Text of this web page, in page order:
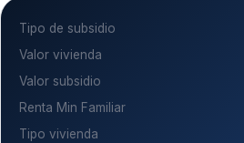
Tipo de subsidio
Valor vivienda
Valor subsidio
Renta Min Familiar
Tipo vivienda